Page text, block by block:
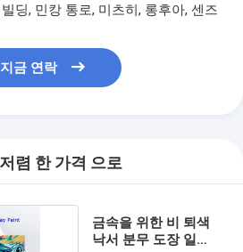
딩, 민캉 통로, 미츠히, 롱후아, 센즈
지금 연락
렴 한 가격 으로
금속을 위한 비 퇴색
낙서 분무 도장 일반